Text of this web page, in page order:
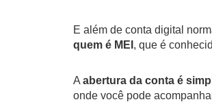
E além de conta digital
quem é MEI , que é
A abertura da conta é
onde você pode